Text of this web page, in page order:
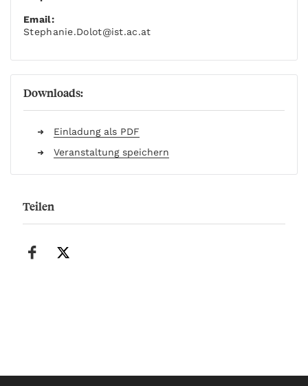
Email:
Stephanie.Dolot@ist.ac.at
Downloads:
Einladung als PDF
Veranstaltung speichern
Teilen